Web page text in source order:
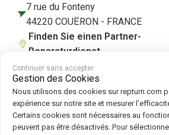
7 rue du Fonteny
44220 COUËRON - FRANCE
Finden Sie einen Partner-
Reparaturdienst
AGB|Impressum|Datenschutzerklärung|
Folgen Sie uns auf :
Continuer sans accepter
Gestion des Cookies
Nous utilisons des cookies sur repturn.com
expérience sur notre site et mesurer
Certains cookies sont nécessaires au
peuvent pas être désactivés. Pour